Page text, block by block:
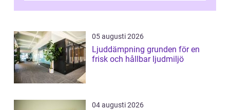
05 augusti 2026
Ljuddämpning grunden för en
frisk och hållbar ljudmiljö
04 augusti 2026